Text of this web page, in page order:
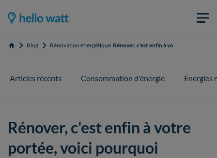
Accueil Blog Rénovation énergétique Rénover, c'est enfin à votre portée, voici
Articles récents Consommation d'énergie Énergies
Rénover, c'est enfin à votre
portée, voici pourquoi